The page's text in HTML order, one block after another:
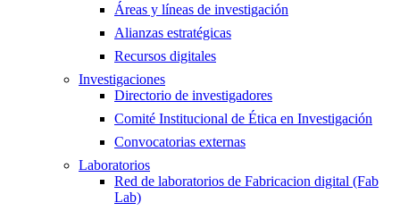
Áreas y líneas de investigación
Alianzas estratégicas
Recursos digitales
Investigaciones
Directorio de investigadores
Comité Institucional de Ética en Investigación
Convocatorias externas
Laboratorios
Red de laboratorios de Fabricacion digital (Fab
Lab)